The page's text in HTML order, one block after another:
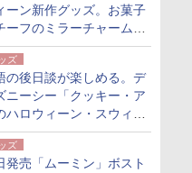
ーン新作グッズ。お菓子
ーフのミラーチャーム/
インポーチほか
ズ
の後日談が楽しめる。デ
ニーシー「クッキー・ア
ハロウィーン・スウィー
プライズ」限定グッズ公
ズ
発売「ムーミン」ボスト